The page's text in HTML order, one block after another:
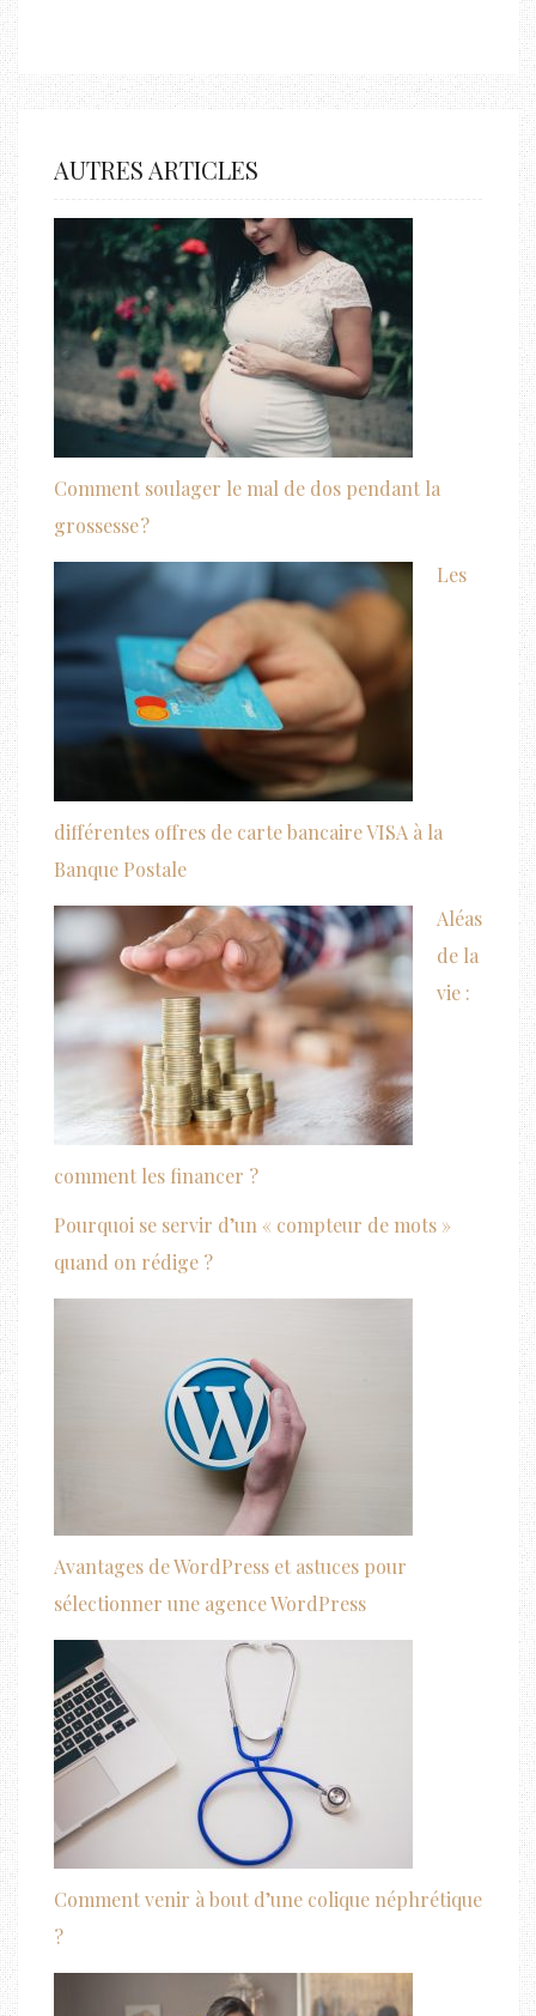
AUTRES ARTICLES
Comment soulager le mal de dos pendant la
grossesse ?
Les
différentes offres de carte bancaire VISA à la
Banque Postale
Aléas
de la
vie :
comment les financer ?
Pourquoi se servir d’un « compteur de mots »
quand on rédige ?
Avantages de WordPress et astuces pour
sélectionner une agence WordPress
Comment venir à bout d’une colique néphrétique
?